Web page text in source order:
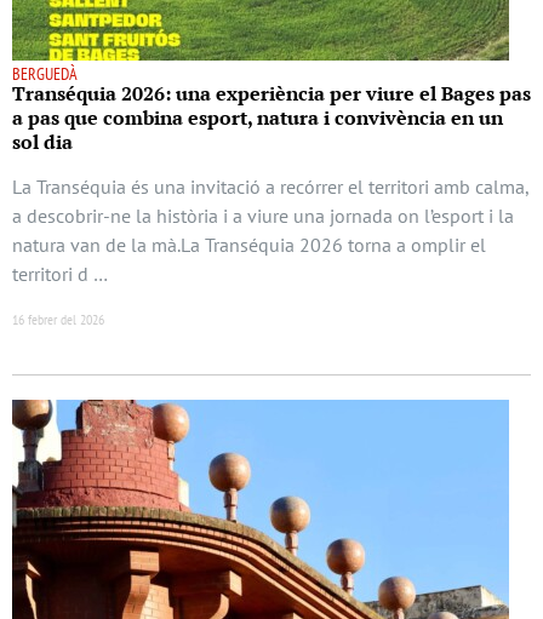
BERGUEDÀ
Transéquia 2026: una experiència per viure el Bages pas
a pas que combina esport, natura i convivència en un
sol dia
La Transéquia és una invitació a recórrer el territori amb calma,
a descobrir-ne la història i a viure una jornada on l’esport i la
natura van de la mà.La Transéquia 2026 torna a omplir el
territori d …
16 febrer del 2026